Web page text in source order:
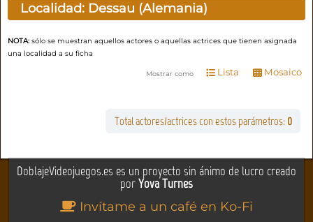
Localidad: Dessau (Alemania)
NOTA: sólo se muestran aquellos actores o aquellas actrices que tienen asignada
una localidad a su ficha
Mostrar como Lista Mosaico
Total actores/actrices con estos parámetros: 0
DoblajeVideojuegos.es es un proyecto sin ánimo de lucro creado
porYova Turnes
Invítame a un café en Ko-Fi